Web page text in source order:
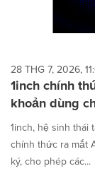
28 THG 7, 2026,
1inch chính
khoản dùng
1inch, hệ sinh thái
chính thức ra mắt
ký, cho phép các...